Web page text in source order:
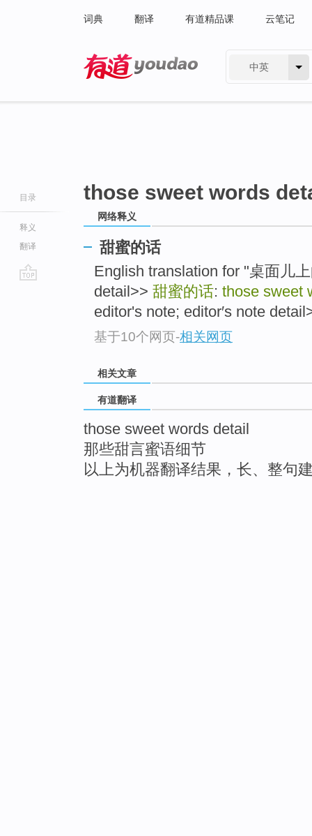
词典 翻译 有道精品课 云笔记
中英
目录
释义
翻译
those sweet words
网络释义
甜蜜的话
English translation for "桌面儿
detail>> 甜蜜的话: those sweet
editor's note; editor′s note
基于10个网页-相关网页
相关文章
有道翻译
those sweet words detail
那些甜言蜜语细节
以上为机器翻译结果，长、整句